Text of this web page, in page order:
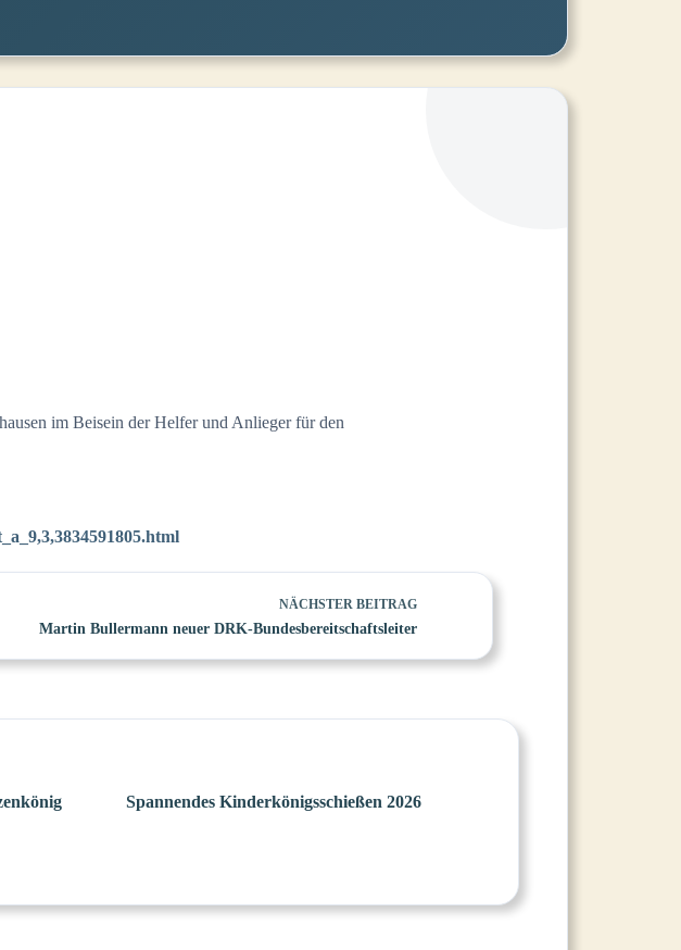
im Beisein der Helfer und Anlieger für den
NÄCHSTER BEITRAG
Martin Bullermann neuer DRK-Bundesbereitschaftsleiter
Spannendes Kinderkönigsschießen 2026